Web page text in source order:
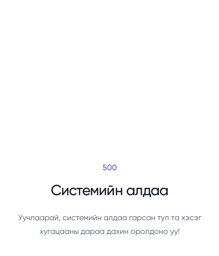
500
Системийн алдаа
Уучлаарай, системийн алдаа гарсан тул та хэсэг
хугацааны дараа дахин оролдоно уу!